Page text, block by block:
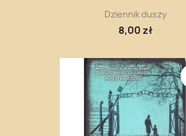
Dziennik duszy
8,00 zł